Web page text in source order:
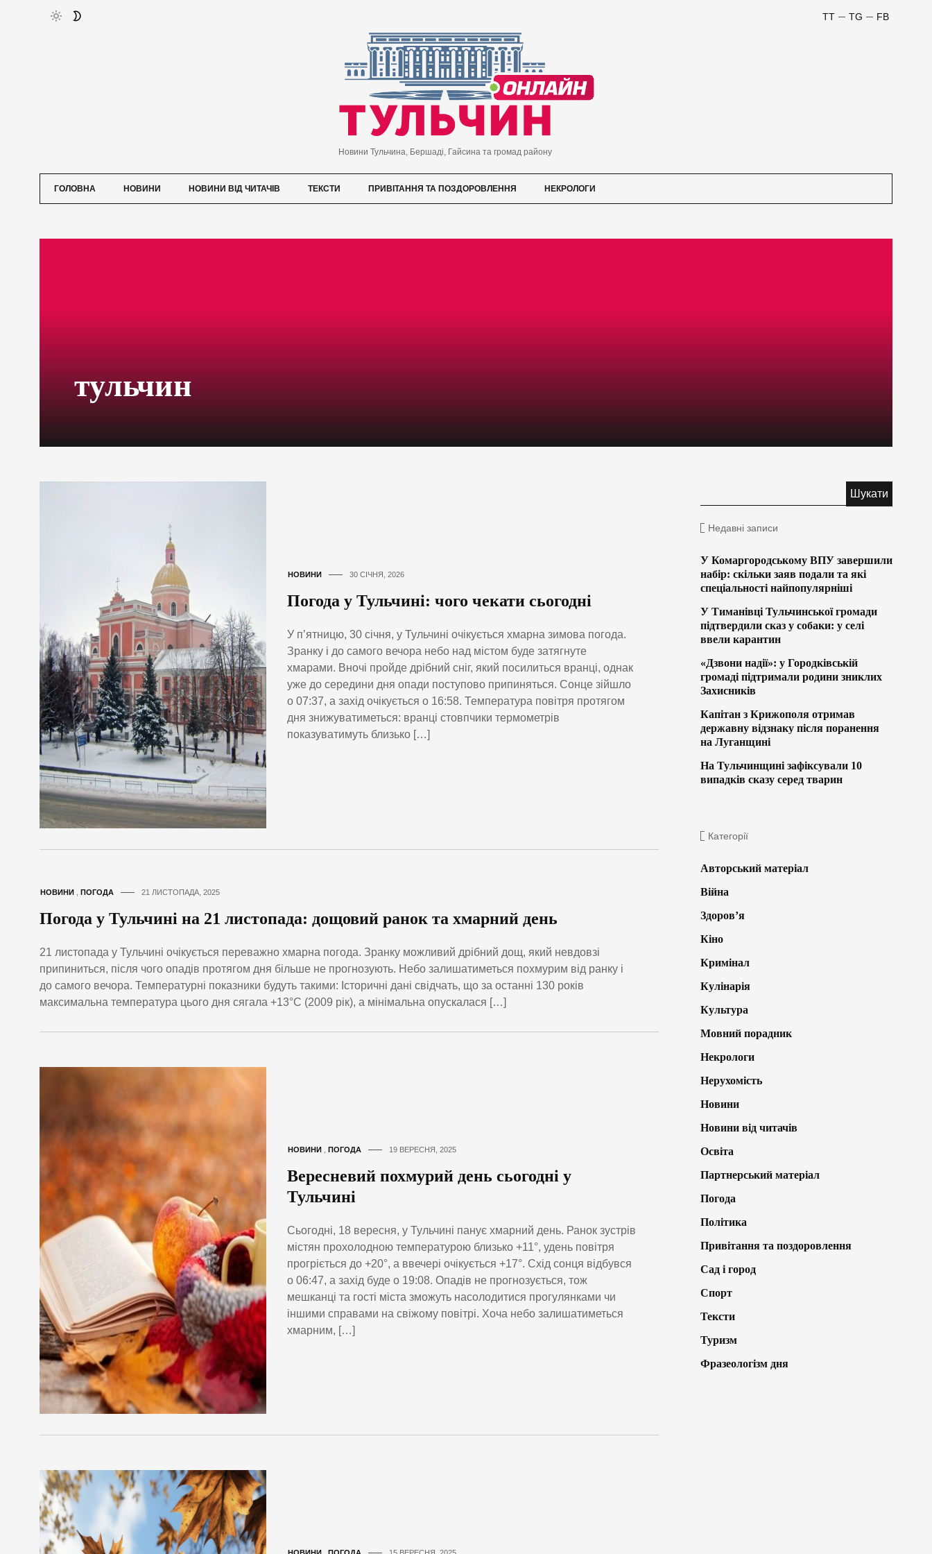
FB
TG
TT
Новини Тульчина, Бершаді, Гайсина та громад району
ГОЛОВНА НОВИНИ НОВИНИ ВІД ЧИТАЧІВ ТЕКСТИ ПРИВІТАННЯ ТА ПОЗДОРОВЛЕННЯ НЕКРОЛОГИ
тульчин
НОВИНИ 30 СІЧНЯ, 2026
Погода у Тульчині: чого чекати сьогодні
У п’ятницю, 30 січня, у Тульчині очікується хмарна зимова погода.
Зранку і до самого вечора небо над містом буде затягнуте
хмарами. Вночі пройде дрібний сніг, який посилиться вранці, однак
уже до середини дня опади поступово припиняться. Сонце зійшло
о 07:37, а захід очікується о 16:58. Температура повітря протягом
дня знижуватиметься: вранці стовпчики термометрів
показуватимуть близько […]
НОВИНИ ПОГОДА 21 ЛИСТОПАДА, 2025
Погода у Тульчині на 21 листопада: дощовий ранок та хмарний день
21 листопада у Тульчині очікується переважно хмарна погода. Зранку можливий дрібний дощ, який невдовзі
припиниться, після чого опадів протягом дня більше не прогнозують. Небо залишатиметься похмурим від ранку і
до самого вечора. Температурні показники будуть такими: Історичні дані свідчать, що за останні 130 років
максимальна температура цього дня сягала +13°С (2009 рік), а мінімальна опускалася […]
НОВИНИ ПОГОДА 19 ВЕРЕСНЯ, 2025
Вересневий похмурий день сьогодні у
Тульчині
Сьогодні, 18 вересня, у Тульчині панує хмарний день. Ранок зустрів
містян прохолодною температурою близько +11°, удень повітря
прогріється до +20°, а ввечері очікується +17°. Схід сонця відбувся
о 06:47, а захід буде о 19:08. Опадів не прогнозується, тож
мешканці та гості міста зможуть насолодитися прогулянками чи
іншими справами на свіжому повітрі. Хоча небо залишатиметься
хмарним, […]
Недавні записи
У Комаргородському ВПУ завершили
набір: скільки заяв подали та які
спеціальності найпопулярніші
У Тиманівці Тульчинської громади
підтвердили сказ у собаки: у селі
ввели карантин
«Дзвони надії»: у Городківській
громаді підтримали родини зниклих
Захисників
Капітан з Крижополя отримав
державну відзнаку після поранення
на Луганщині
На Тульчинщині зафіксували 10
випадків сказу серед тварин
Категорії
Авторський матеріал
Війна
Здоров’я
Кіно
Кримінал
Кулінарія
Культура
Мовний порадник
Некрологи
Нерухомість
Новини
Новини від читачів
Освіта
Партнерський матеріал
Погода
Політика
Привітання та поздоровлення
Сад і город
Спорт
Тексти
Туризм
Фразеологізм дня